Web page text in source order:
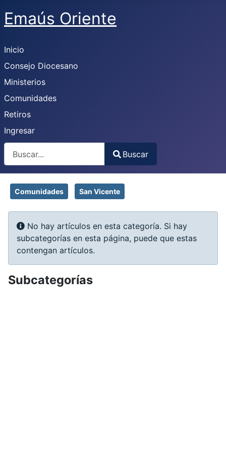
Emaús Oriente
Inicio
Consejo Diocesano
Ministerios
Comunidades
Retiros
Ingresar
Type 2 or more characters for results.
Buscar
Comunidades San Vicente
Info
No hay artículos en esta categoría. Si hay
subcategorías en esta página, puede que estas
contengan artículos.
Subcategorías